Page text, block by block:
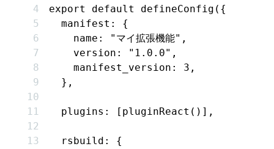
export default defineConfig ({
  manifest
:
{
    name
: "マイ拡張機能" ,
    version
: "1.0.0" ,
    manifest_version
: 3 ,
  }
,
  plugins
: [ pluginReact ()] ,
  rsbuild
:
{